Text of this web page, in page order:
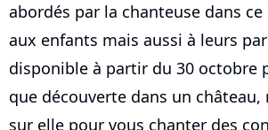
abordés par la chanteuse dans
aux enfants mais aussi à leurs
disponible à partir du 30 octobre
que découverte dans un château,
sur elle pour vous chanter des